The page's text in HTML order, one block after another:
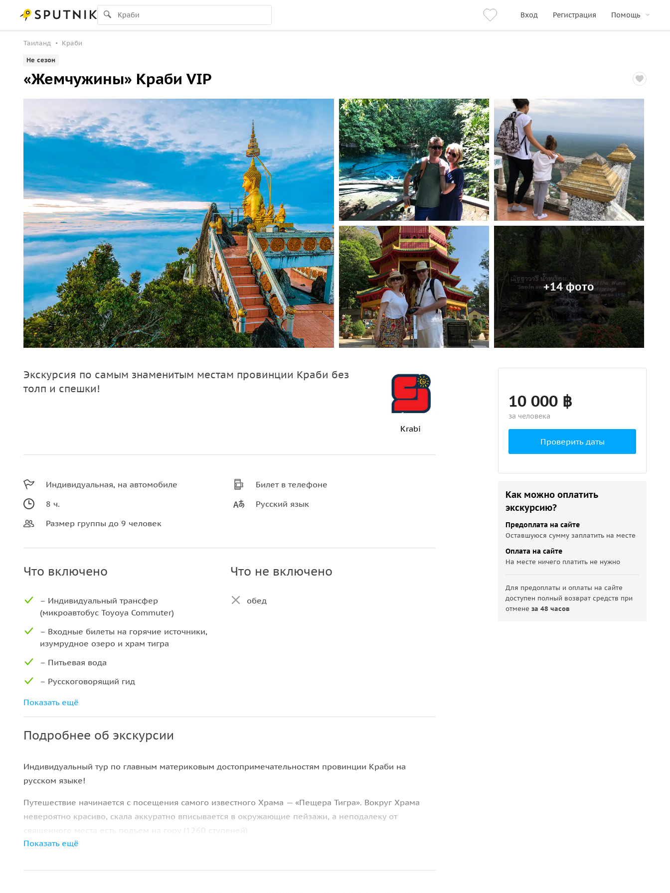
Вход Регистрация Помощь
Таиланд
Краби
Не сезон
«Жемчужины» Краби VIP
+14 фото
Экскурсия по самым знаменитым местам провинции Краби без
толп и спешки!
Krabi
Индивидуальная, на автомобиле
8 ч.
Размер группы до 9 человек
Билет в телефоне
Русский язык
Что включено
– Индивидуальный трансфер
(микроавтобус Toyoya Commuter)
– Входные билеты на горячие источники,
изумрудное озеро и храм тигра
– Питьевая вода
– Русскоговорящий гид
– Страховка от несчастных случаев
Что не включено
обед
Показать ещё
Подробнее об экскурсии
Индивидуальный тур по главным материковым достопримечательностям провинции Краби на
русском языке!
Путешествие начинается с посещения самого известного Храма — «Пещера Тигра». Вокруг Храма
невероятно красиво, скала аккуратно вписывается в окружающие пейзажи, а неподалеку от
священного места есть подъем на гору (1260 ступеней)
Показать ещё
10 000 ฿
за человека
Проверить даты
Как можно оплатить
экскурсию?
Предоплата на сайте
Оставшуюся сумму заплатить на месте
Оплата на сайте
На месте ничего платить не нужно
Для предоплаты и оплаты на сайте
доступен полный возврат средств при
отменеза 48 часов